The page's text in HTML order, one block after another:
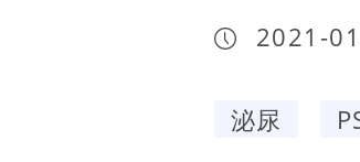
2021-
泌尿